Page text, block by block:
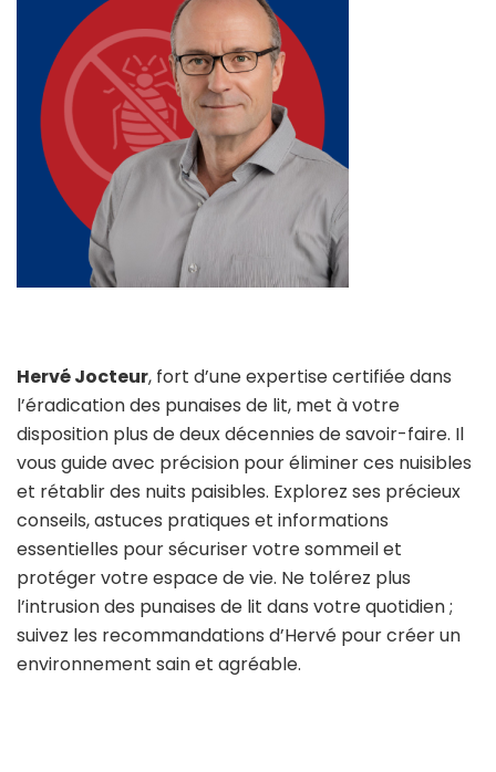
Hervé Jocteur, fort d’une expertise certifiée dans
l’éradication des punaises de lit, met à votre
disposition plus de deux décennies de savoir-faire. Il
vous guide avec précision pour éliminer ces nuisibles
et rétablir des nuits paisibles. Explorez ses précieux
conseils, astuces pratiques et informations
essentielles pour sécuriser votre sommeil et
protéger votre espace de vie. Ne tolérez plus
l’intrusion des punaises de lit dans votre quotidien ;
suivez les recommandations d’Hervé pour créer un
environnement sain et agréable.